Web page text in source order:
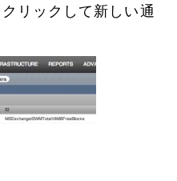
リックして新しい通